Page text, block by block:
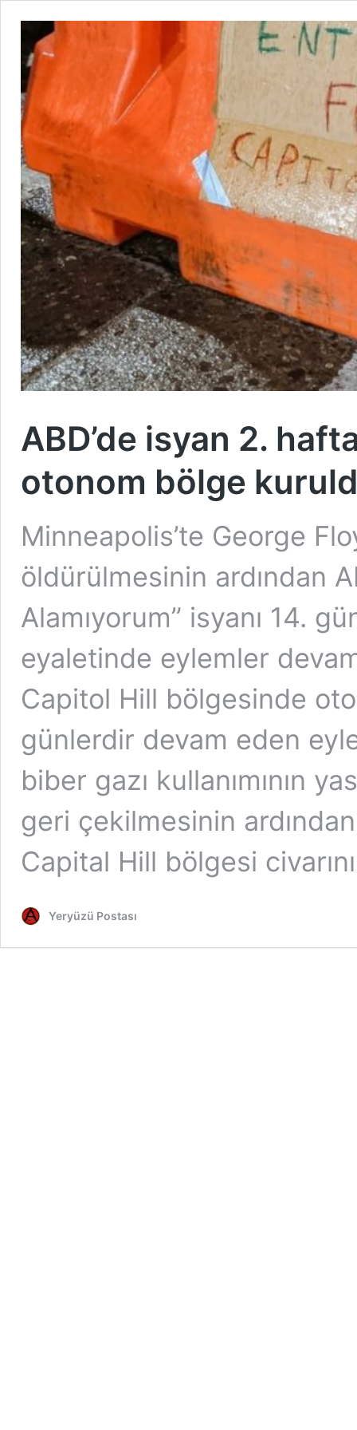
ABD’de isyan 2.
otonom bölge
Minneapolis’te George
öldürülmesinin ardından
Alamıyorum” isyanı 14.
eyaletinde eylemler
Capitol Hill bölgesinde
günlerdir devam eden
biber gazı kullanımının
geri çekilmesinin
Capital Hill bölgesi
Yeryüzü Postası